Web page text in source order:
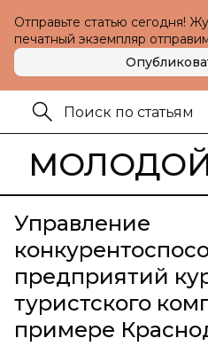
Отправьте статью сегодня!
печатный экземпляр
Управление
предприятий
туристского
примере